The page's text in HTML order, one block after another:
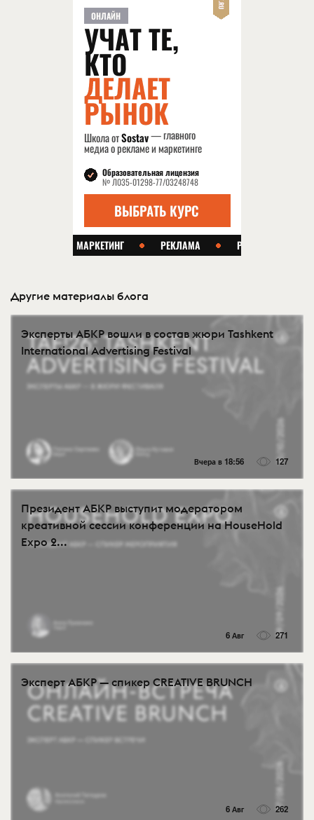
Другие материалы блога
Эксперты АБКР вошли в состав жюри Tashkent
International Advertising Festival
Вчера в 18:56 127
Президент АБКР выступит модератором
креативной сессии конференции на HouseHold
Expo 2...
6 Авг 271
Эксперт АБКР — спикер CREATIVE BRUNCH
6 Авг 262